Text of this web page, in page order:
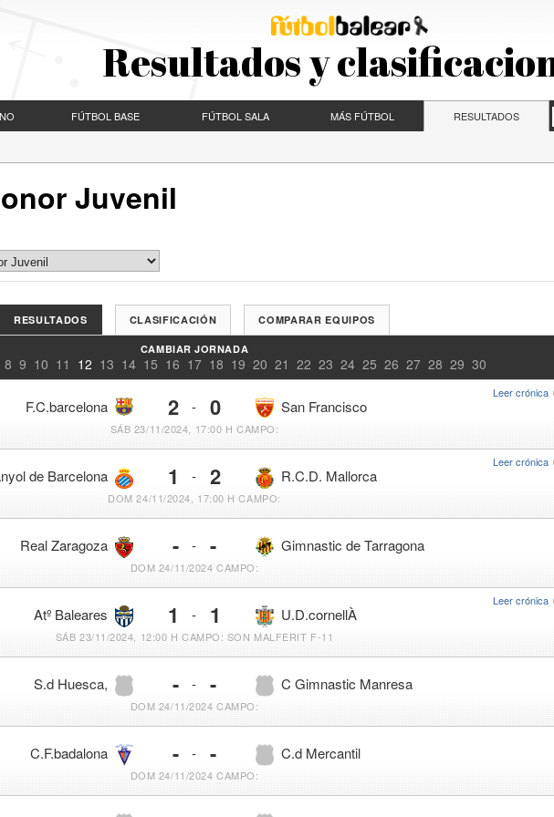
Resultados y
FÚTBOL BASE FÚTBOL SALA MÁS FÚTBOL RESULTADOS
Juvenil
RESULTADOS CLASIFICACIÓN COMPARAR EQUIPOS
CAMBIAR JORNADA
8 9 10 11 12 13 14 15 16 17 18 19 20 21 22 23 24 25 26 27 28 29 30
F.C.barcelona 2 - San Francisco
0
SÁB 23/11/2024, 17:00 H CAMPO:
Leer crónica
de Barcelona 1 - R.C.D. Mallorca
2
DOM 24/11/2024, 17:00 H CAMPO:
Leer crónica
Real Zaragoza - - Gimnastic de Tarragona
-
DOM 24/11/2024 CAMPO:
Atº Baleares 1 - U.D.cornellÀ
1
SÁB 23/11/2024, 12:00 H CAMPO: SON MALFERIT F-11
Leer crónica
S.d Huesca, - - C Gimnastic Manresa
-
DOM 24/11/2024 CAMPO:
C.F.badalona - - C.d Mercantil
-
DOM 24/11/2024 CAMPO: